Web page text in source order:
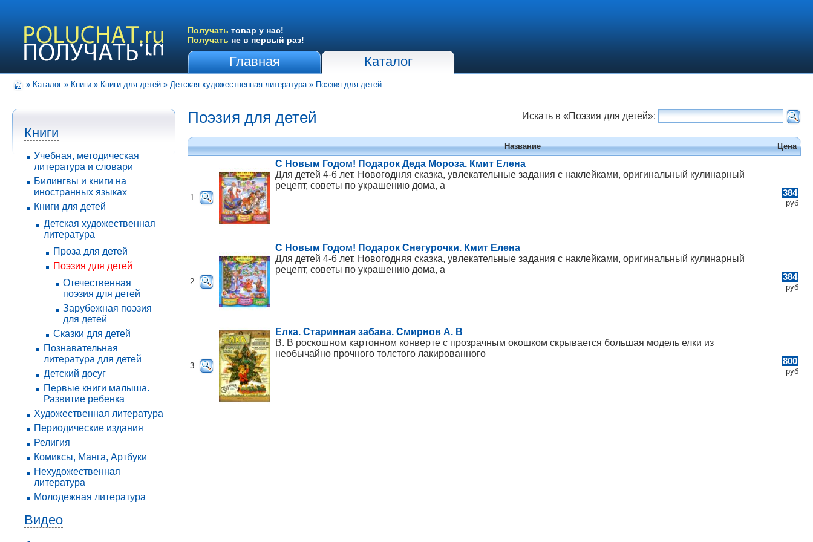
Получать товар у нас!
Получать не в первый раз!
Главная Каталог
» Каталог » Книги » Книги для детей » Детская художественная литература » Поэзия для детей
Книги
Учебная, методическая
литература и словари
Билингвы и книги на
иностранных языках
Книги для детей
Детская художественная
литература
Проза для детей
Поэзия для детей
Отечественная
поэзия для детей
Зарубежная поэзия
для детей
Сказки для детей
Познавательная
литература для детей
Детский досуг
Первые книги малыша.
Развитие ребенка
Художественная литература
Периодические издания
Религия
Комиксы, Манга, Артбуки
Нехудожественная
литература
Молодежная литература
Видео
Искать в «Поэзия для детей»:
Поэзия для детей
Название Цена
1
С Новым Годом! Подарок Деда Мороза. Кмит Елена
Для детей 4-6 лет. Новогодняя сказка, увлекательные задания с наклейками, оригинальный кулинарный
рецепт, советы по украшению дома, а
384
руб
2
С Новым Годом! Подарок Снегурочки. Кмит Елена
Для детей 4-6 лет. Новогодняя сказка, увлекательные задания с наклейками, оригинальный кулинарный
рецепт, советы по украшению дома, а
384
руб
3
Елка. Старинная забава. Смирнов А. В
В. В роскошном картонном конверте с прозрачным окошком скрывается большая модель елки из
необычайно прочного толстого лакированного
800
руб